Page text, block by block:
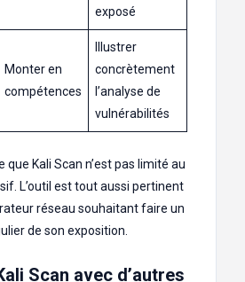
exposé
Monter en
compétences
Illustrer
concrètement
l’analyse de
vulnérabilités
que Kali Scan n’est pas limité au
L’outil est tout aussi pertinent
réseau souhaitant faire un
de son exposition.
Scan avec d’autres